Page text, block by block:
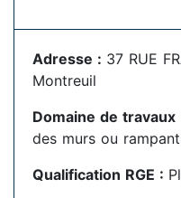
Adresse : 37 RUE
Montreuil
Domaine de travaux
des murs ou
Qualification RGE :